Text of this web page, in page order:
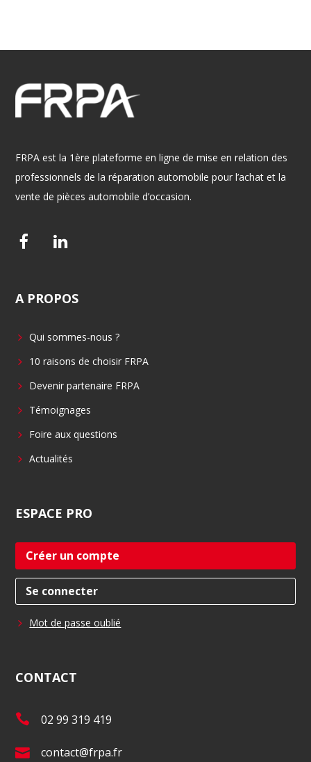
FRPA est la 1ère plateforme en ligne de mise en relation des
professionnels de la réparation automobile pour l’achat et la
vente de pièces automobile d’occasion.
F
e
o
o
L
k
d
i
A PROPOS
Qui sommes-nous ?
10 raisons de choisir FRPA
Devenir partenaire FRPA
Témoignages
Foire aux questions
Actualités
ESPACE PRO
Créer un compte
Se connecter
Mot de passe oublié
CONTACT
T
02 99 319 419
E
contact@frpa.fr